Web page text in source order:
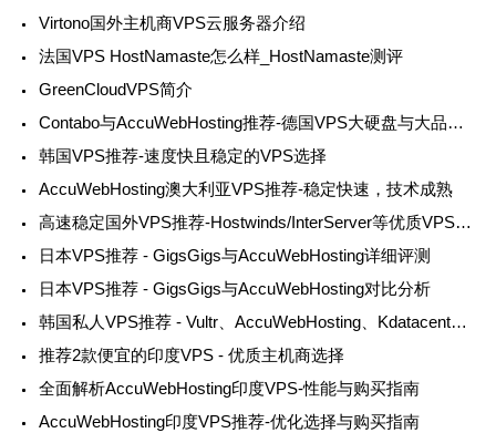
Virtono国外主机商VPS云服务器介绍
法国VPS HostNamaste怎么样_HostNamaste测评
GreenCloudVPS简介
Contabo与AccuWebHosting推荐-德国VPS大硬盘与大品牌选择
韩国VPS推荐-速度快且稳定的VPS选择
AccuWebHosting澳大利亚VPS推荐-稳定快速，技术成熟
高速稳定国外VPS推荐-Hostwinds/InterServer等优质VPS评测
日本VPS推荐 - GigsGigs与AccuWebHosting详细评测
日本VPS推荐 - GigsGigs与AccuWebHosting对比分析
韩国私人VPS推荐 - Vultr、AccuWebHosting、Kdatacenter详解
推荐2款便宜的印度VPS - 优质主机商选择
全面解析AccuWebHosting印度VPS-性能与购买指南
AccuWebHosting印度VPS推荐-优化选择与购买指南